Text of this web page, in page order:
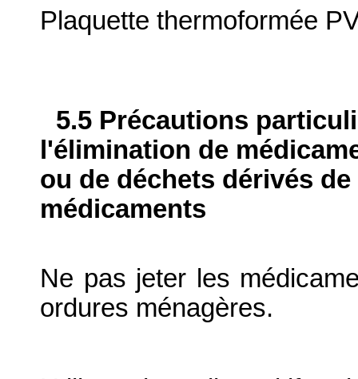
Plaquette thermoformée
5.5 Précautions
l'élimination de
ou de déchets dérivés
médicaments
Ne pas jeter les
ordures ménagères.